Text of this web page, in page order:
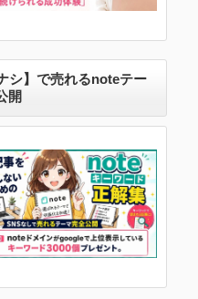
シ】で売れるnoteテー
開